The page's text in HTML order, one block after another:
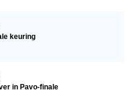
keuring
in Pavo-finale